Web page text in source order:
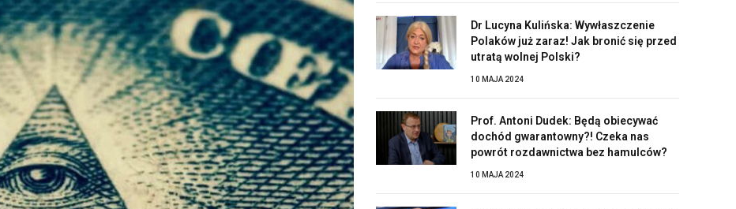
Dr Lucyna Kulińska: Wywłaszczenie
Polaków już zaraz! Jak bronić się przed
utratą wolnej Polski?
10 MAJA 2024
Prof. Antoni Dudek: Będą obiecywać
dochód gwarantowny?! Czeka nas
powrót rozdawnictwa bez hamulców?
10 MAJA 2024